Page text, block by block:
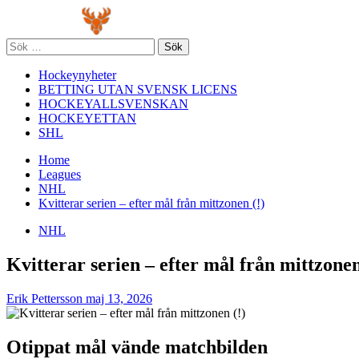
content
Sök
efter:
Hockeynyheter
BETTING UTAN SVENSK LICENS
HOCKEYALLSVENSKAN
HOCKEYETTAN
SHL
Home
Leagues
NHL
Kvitterar serien – efter mål från mittzonen (!)
NHL
Kvitterar serien – efter mål från
Erik Pettersson maj 13, 2026
Otippat mål vände matchbilden